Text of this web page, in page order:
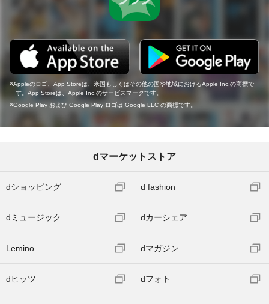
Appleのロゴ、App Storeは、米国もしくはその他の国や地域におけるApple Inc.の商標で
す。App Storeは、Apple Inc.のサービスマークです。
Google Play および Google Play ロゴは Google LLC の商標です。
dマーケットストア
dショッピング d fashion
dミュージック dカーシェア
Lemino dマガジン
dヒッツ dフォト